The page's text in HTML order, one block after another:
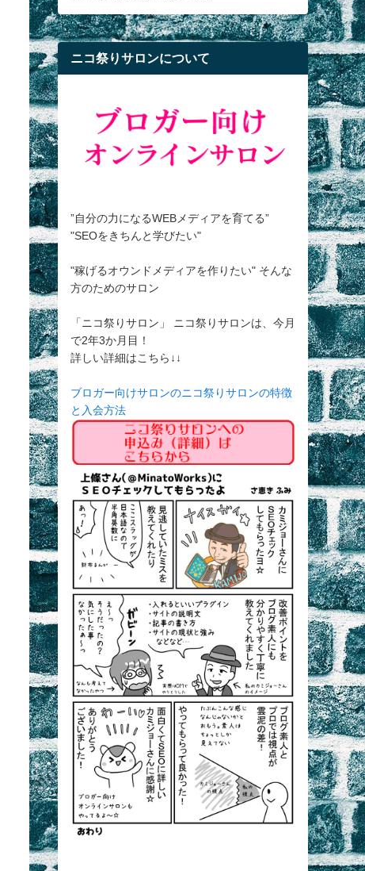
ニコ祭りサロンについて
”自分の力になるWEBメディアを育てる”
"SEOをきちんと学びたい"
"稼げるオウンドメディアを作りたい" そんな
方のためのサロン
「ニコ祭りサロン」 ニコ祭りサロンは、今月
で2年3か月目！
詳しい詳細はこちら↓↓
ブロガー向けサロンのニコ祭りサロンの特徴
と入会方法